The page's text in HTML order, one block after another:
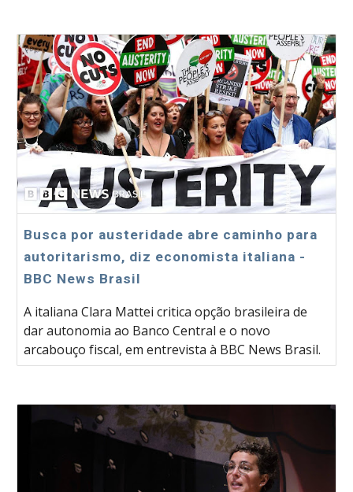
Busca por austeridade abre caminho para
autoritarismo, diz economista italiana -
BBC News Brasil
A italiana Clara Mattei critica opção brasileira de
dar autonomia ao Banco Central e o novo
arcabouço fiscal, em entrevista à BBC News Brasil.